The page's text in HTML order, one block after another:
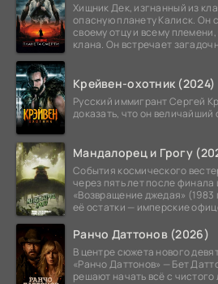
Хищник Дек, изгнанный из
опасную планету Калиск. Он
своему отцу и всему
клана. Он встречает
Крейвен-охотник (2024)
Русский иммигрант Сергей
доказать, что он величайший
Мандалорец и Грогу
События космического
через пять лет после
«Возвращение джедая»
её остатки — имперские
Ранчо Даттонов (2026)
В центре сюжета нового
«Ранчо Даттонов» — Бет
решают начать всё с